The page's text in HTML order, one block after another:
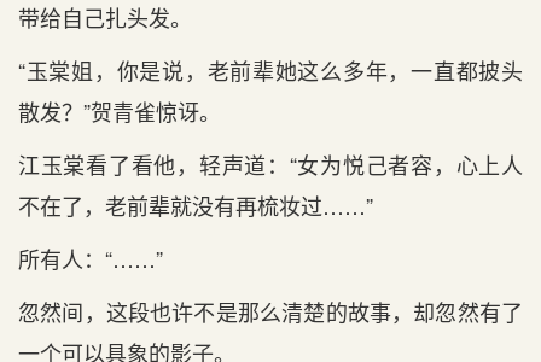
带给自己扎头发。
“玉棠姐，你是说，老前辈她这么多年，一直都披头
散发？”贺青雀惊讶。
江玉棠看了看他，轻声道：“女为悦己者容，心上人
不在了，老前辈就没有再梳妆过……”
所有人：“……”
忽然间，这段也许不是那么清楚的故事，却忽然有了
一个可以具象的影子。